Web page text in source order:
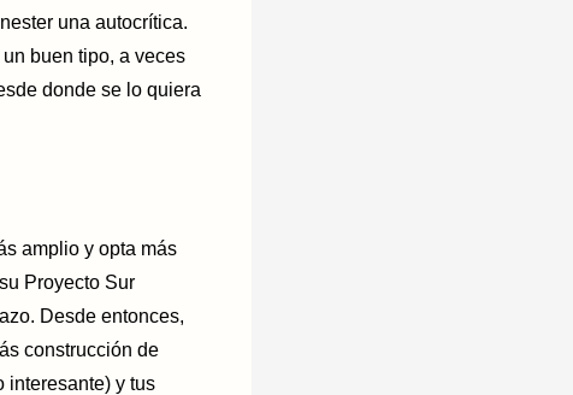
una autocrítica.
buen tipo, a veces
donde se lo quiera
amplio y opta más
Proyecto Sur
Desde entonces,
construcción de
interesante) y tus